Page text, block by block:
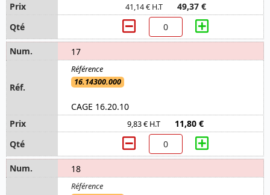
41,14 € H.T 49,37 €
17
16.14300.000
CAGE 16.20.10
9,83 € H.T 11,80 €
18